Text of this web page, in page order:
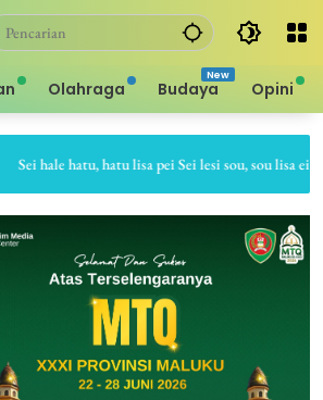
Olahraga Budaya Opini
hale hatu, hatu lisa pei Sei lesi sou, sou lisa ei Sapa